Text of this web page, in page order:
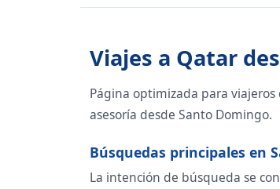
Viajes a Qatar
Página optimizada para
asesoría desde Santo Domingo.
Búsquedas principales en
La intención de búsqueda se